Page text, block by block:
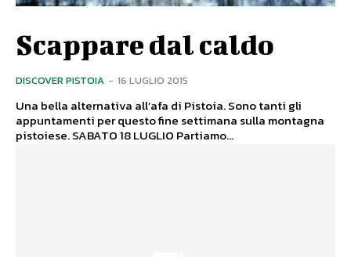
Scappare dal caldo
DISCOVER PISTOIA - 16 LUGLIO 2015
Una bella alternativa all’afa di Pistoia. Sono tanti gli
appuntamenti per questo fine settimana sulla montagna
pistoiese. SABATO 18 LUGLIO Partiamo...